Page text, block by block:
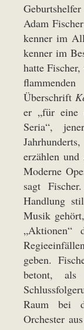
Adam
kenner im
kenner im
hatte
Überschrift
er „für eine
Seria“,
erzählen
Moderne
sagt
Handlung
Musik
„Aktionen“
geben.
betont,
Raum bei
Orchester